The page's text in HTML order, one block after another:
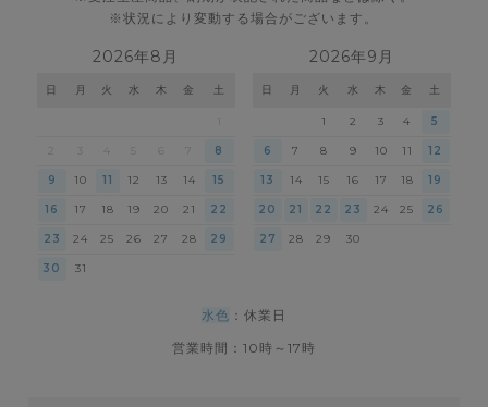
※状況により変動する場合がございます。
2026年8月
日 月 火 水 木 金 土
4 7 8
9 10 11 12 13 14 15
16 17 18 19 20 21 22
23 24 25 26 27 28 29
30 31
2026年9月
日 月 火 水 木 金 土
1 2 3 4 5
6 7 8 9 10 11 12
13 14 15 16 17 18 19
20 21 22 23 24 25 26
27 28 29 30
水色 ：休業日
営業時間：10時～17時